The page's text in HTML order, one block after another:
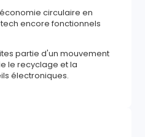
circulaire en
encore fonctionnels
partie d'un mouvement
le recyclage et la
électroniques.